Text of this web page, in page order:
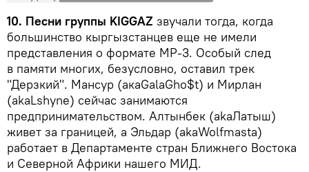
10. Песни группы KIGGAZ звучали тогда, когда
большинство кыргызстанцев еще не имели
представления о формате МР-3. Особый след
в памяти многих, безусловно, оставил трек
"Дерзкий". Мансур (акаGalaGho$t) и Мирлан
(akaLshyne) сейчас занимаются
предпринимательством. Алтынбек (akaЛатыш)
живет за границей, а Эльдар (akaWolfmasta)
работает в Департаменте стран Ближнего Востока
и Северной Африки нашего МИД.